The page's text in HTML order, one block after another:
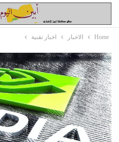
Home الاخبار اخبار تقنية